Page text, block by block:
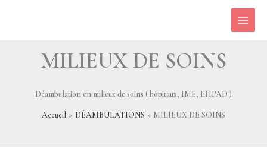
MILIEUX DE SOINS
Déambulation en milieux de soins ( hôpitaux, IME, EHPAD )
Accueil DÉAMBULATIONS MILIEUX DE SOINS